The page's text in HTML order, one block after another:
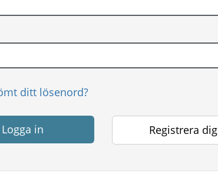
ditt lösenord?
Logga in Registrera dig